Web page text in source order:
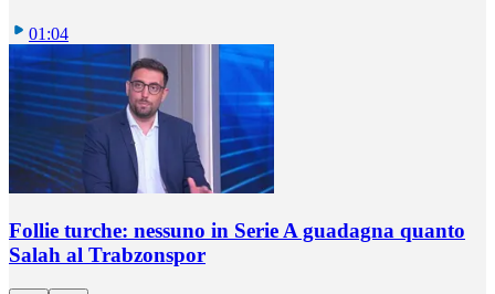
01:04
Follie turche: nessuno in Serie A guadagna quanto
Salah al Trabzonspor